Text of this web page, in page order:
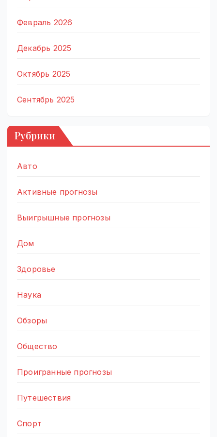
Февраль 2026
Декабрь 2025
Октябрь 2025
Сентябрь 2025
Рубрики
Авто
Активные прогнозы
Выигрышные прогнозы
Дом
Здоровье
Наука
Обзоры
Общество
Проигранные прогнозы
Путешествия
Спорт